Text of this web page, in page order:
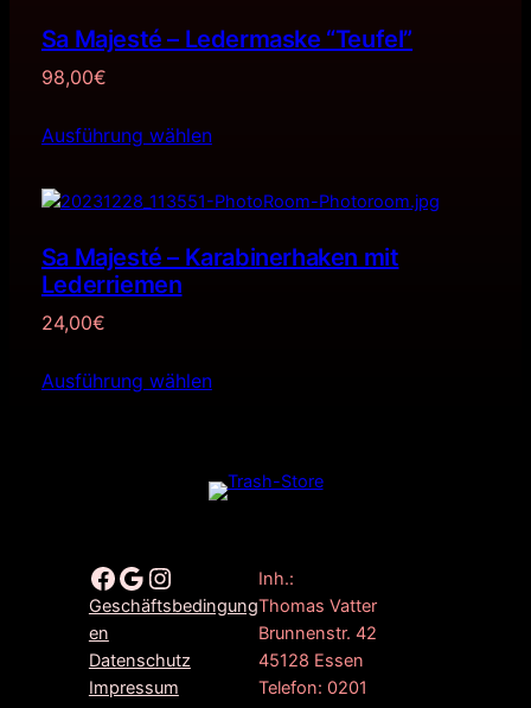
Sa Majesté – Ledermaske “Teufel”
98,00€
Ausführung wählen
Sa Majesté – Karabinerhaken mit
Lederriemen
24,00€
Ausführung wählen
Facebook Google Instagram
Geschäftsbedingung
en
Datenschutz
Impressum
Inh.:
Thomas Vatter
Brunnenstr. 42
45128 Essen
Telefon: 0201